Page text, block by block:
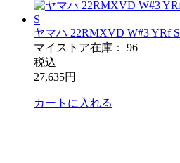
ヤマハ 22RMXVD W#3 YRf S
マイストア在庫：
96
税込
27,635円
カートに入れる